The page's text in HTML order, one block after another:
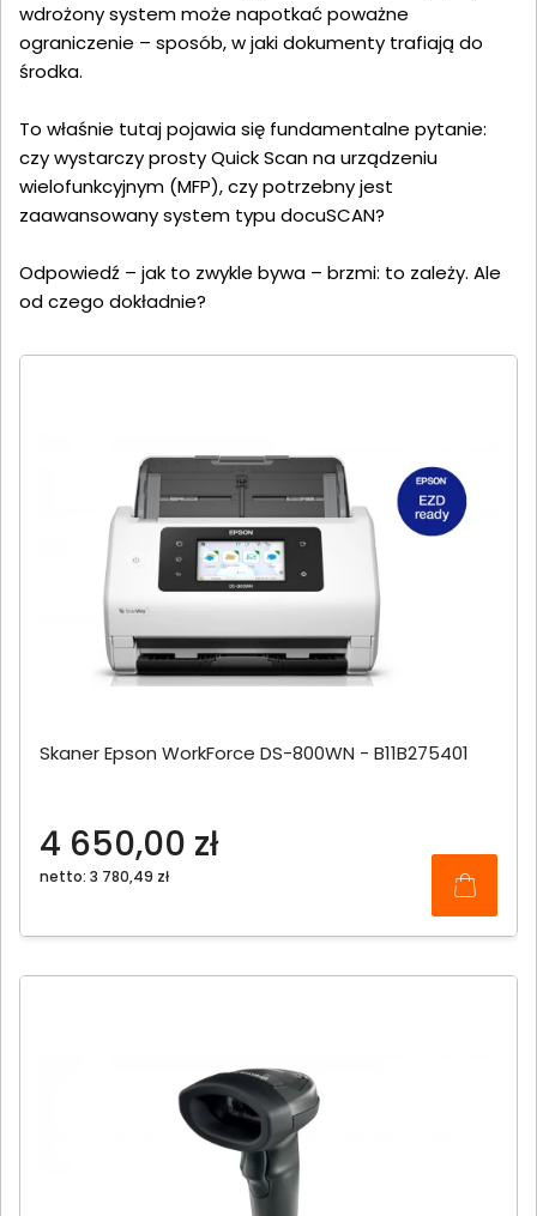
wdrożony system może napotkać poważne
ograniczenie – sposób, w jaki dokumenty trafiają do
środka.
To właśnie tutaj pojawia się fundamentalne pytanie:
czy wystarczy prosty Quick Scan na urządzeniu
wielofunkcyjnym (MFP), czy potrzebny jest
zaawansowany system typu docuSCAN?
Odpowiedź – jak to zwykle bywa – brzmi: to zależy. Ale
od czego dokładnie?
Skaner Epson WorkForce DS-800WN - B11B275401
4 650,00 zł
netto: 3 780,49 zł